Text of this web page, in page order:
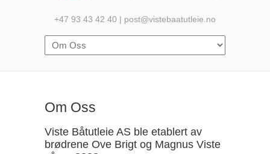
+47 93 43 42 40 | post@vistebaatutleie.no
Om Oss
Viste Båtutleie AS ble etablert av
brødrene Ove Brigt og Magnus Viste